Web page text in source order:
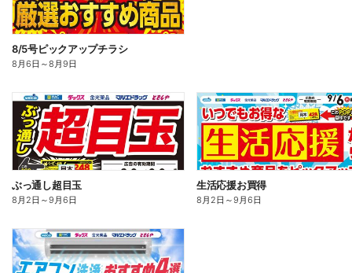
8/5号ピックアップチラシ
8月6日 ～8月9日
ぶっ通し超目玉
8月2日 ～9月6日
生活応援お買得
8月2日 ～9月6日